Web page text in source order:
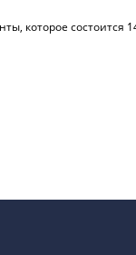
которое состоится